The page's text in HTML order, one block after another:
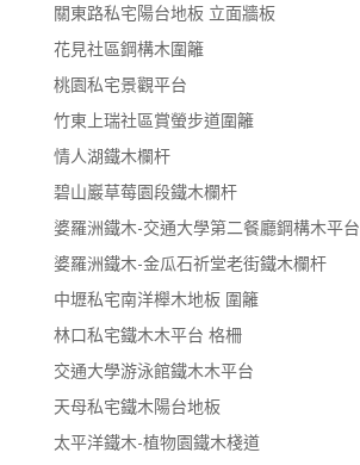
關東路私宅陽台地板 立面牆板
花見社區鋼構木圍籬
桃園私宅景觀平台
竹東上瑞社區賞螢步道圍籬
情人湖鐵木欄杆
碧山巖草莓園段鐵木欄杆
婆羅洲鐵木-交通大學第二餐廳鋼構木平台
婆羅洲鐵木-金瓜石祈堂老街鐵木欄杆
中壢私宅南洋櫸木地板 圍籬
林口私宅鐵木木平台 格柵
交通大學游泳館鐵木木平台
天母私宅鐵木陽台地板
太平洋鐵木-植物園鐵木棧道